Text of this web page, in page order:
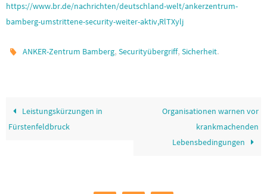
https://www.br.de/nachrichten/deutschland-welt/ankerzentrum-
bamberg-umstrittene-security-weiter-aktiv,RlTXylj
ANKER-Zentrum Bamberg,Securityübergriff,Sicherheit.
Leistungskürzungen in
Fürstenfeldbruck
Organisationen warnen vor
krankmachenden
Lebensbedingungen